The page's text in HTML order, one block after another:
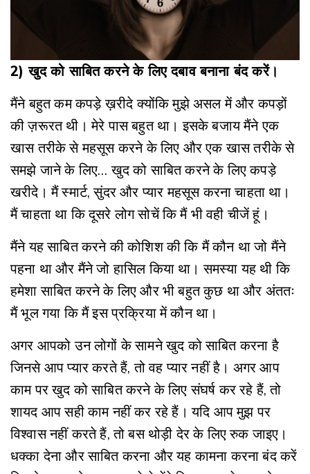
2) खुद को साबित करने के लिए दबाव बनाना बंद करें।
मैंने बहुत कम कपड़े ख़रीदे क्योंकि मुझे असल में और कपड़ों
की ज़रूरत थी। मेरे पास बहुत था। इसके बजाय मैंने एक
खास तरीके से महसूस करने के लिए और एक खास तरीके से
समझे जाने के लिए… खुद को साबित करने के लिए कपड़े
खरीदे। मैं स्मार्ट, सुंदर और प्यार महसूस करना चाहता था।
मैं चाहता था कि दूसरे लोग सोचें कि मैं भी वही चीजें हूं।
मैंने यह साबित करने की कोशिश की कि मैं कौन था जो मैंने
पहना था और मैंने जो हासिल किया था। समस्या यह थी कि
हमेशा साबित करने के लिए और भी बहुत कुछ था और अंततः
मैं भूल गया कि मैं इस प्रक्रिया में कौन था।
अगर आपको उन लोगों के सामने खुद को साबित करना है
जिनसे आप प्यार करते हैं, तो वह प्यार नहीं है। अगर आप
काम पर खुद को साबित करने के लिए संघर्ष कर रहे हैं, तो
शायद आप सही काम नहीं कर रहे हैं। यदि आप मुझ पर
विश्वास नहीं करते हैं, तो बस थोड़ी देर के लिए रुक जाइए।
धक्का देना और साबित करना और यह कामना करना बंद करें